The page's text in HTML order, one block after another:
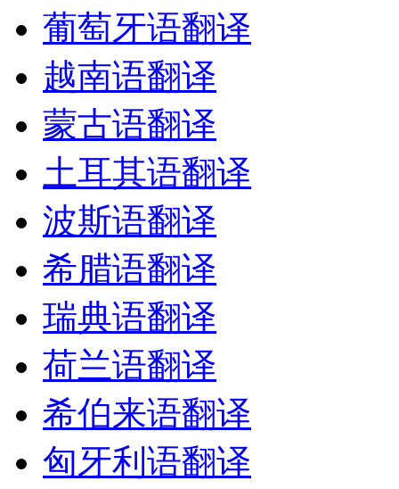
葡萄牙语翻译
越南语翻译
蒙古语翻译
土耳其语翻译
波斯语翻译
希腊语翻译
瑞典语翻译
荷兰语翻译
希伯来语翻译
匈牙利语翻译